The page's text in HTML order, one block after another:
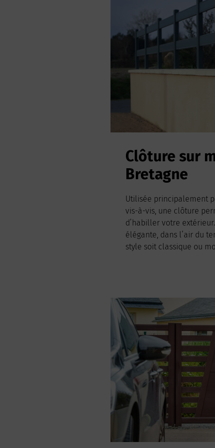
Clôture sur
Bretagne
Utilisée principalement
vis-à-vis, une clôture
d’habiller votre
élégante, dans l’air du
style soit classique ou